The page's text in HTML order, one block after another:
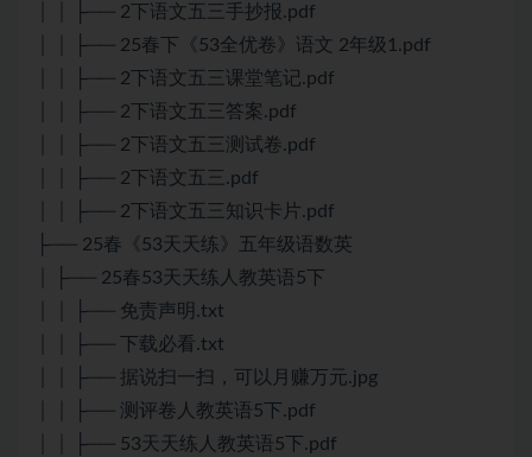
│ │ ├── 2下语文五三手抄报.pdf
│ │ ├── 25春下《53全优卷》语文 2年级1.pdf
│ │ ├── 2下语文五三课堂笔记.pdf
│ │ ├── 2下语文五三答案.pdf
│ │ ├── 2下语文五三测试卷.pdf
│ │ ├── 2下语文五三.pdf
│ │ ├── 2下语文五三知识卡片.pdf
├── 25春《53天天练》五年级语数英
│ ├── 25春53天天练人教英语5下
│ │ ├── 免责声明.txt
│ │ ├── 下载必看.txt
│ │ ├── 据说扫一扫，可以月赚万元.jpg
│ │ ├── 测评卷人教英语5下.pdf
│ │ ├── 53天天练人教英语5下.pdf